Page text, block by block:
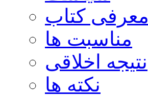
معرفی کتاب
مناسبت ها
نتیجه اخلاقی
نکته ها